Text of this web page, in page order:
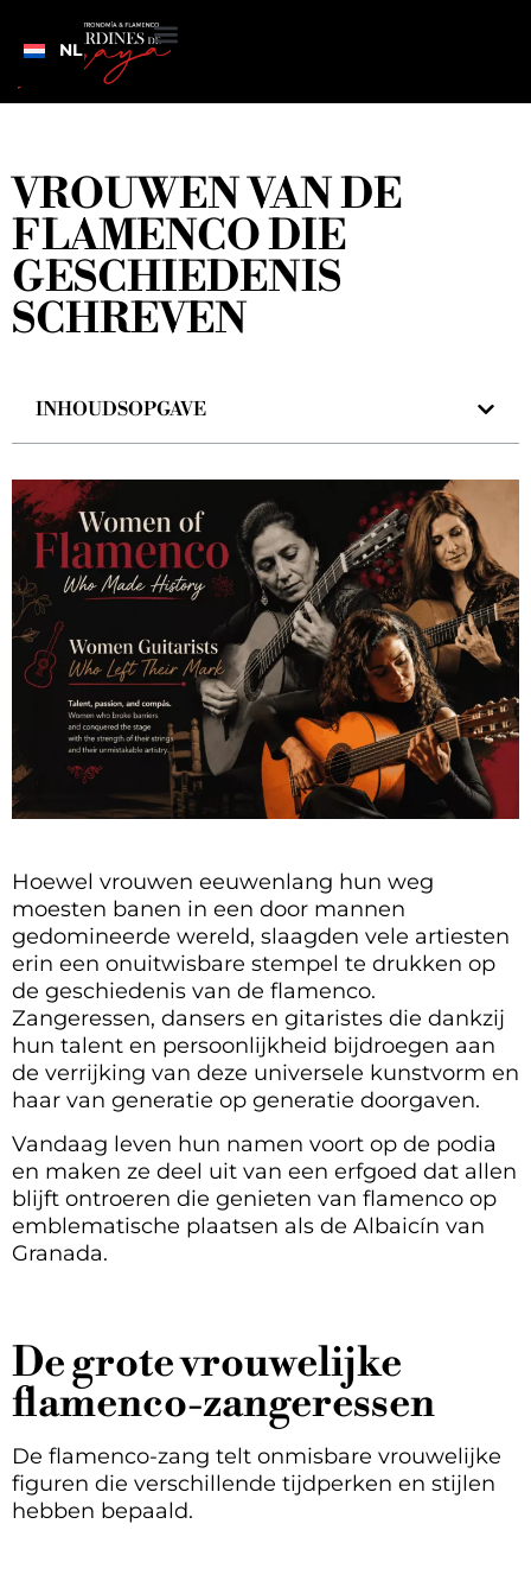
NL
VROUWEN VAN DE
FLAMENCO DIE
GESCHIEDENIS
SCHREVEN
INHOUDSOPGAVE
Hoewel vrouwen eeuwenlang hun weg
moesten banen in een door mannen
gedomineerde wereld, slaagden vele artiesten
erin een onuitwisbare stempel te drukken op
de geschiedenis van de flamenco.
Zangeressen, dansers en gitaristes die dankzij
hun talent en persoonlijkheid bijdroegen aan
de verrijking van deze universele kunstvorm en
haar van generatie op generatie doorgaven.
Vandaag leven hun namen voort op de podia
en maken ze deel uit van een erfgoed dat allen
blijft ontroeren die genieten van flamenco op
emblematische plaatsen als de Albaicín van
Granada.
De grote vrouwelijke
flamenco-zangeressen
De flamenco-zang telt onmisbare vrouwelijke
figuren die verschillende tijdperken en stijlen
hebben bepaald.